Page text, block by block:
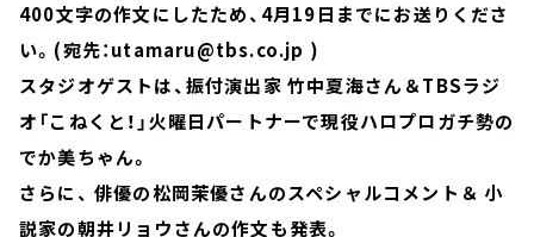
400文字の作文にしたため、4月19日までにお送りくださ
い。(宛先：utamaru@tbs.co.jp )
スタジオゲストは、振付演出家 竹中夏海さん＆TBSラジ
オ「こねくと！」火曜日パートナーで現役ハロプロガチ勢の
でか美ちゃん。
さらに、 俳優の松岡茉優さんのスペシャルコメント＆ 小
説家の朝井リョウさんの作文も発表。